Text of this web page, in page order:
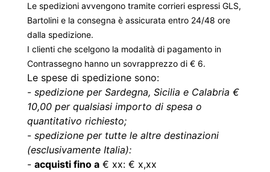
Le spedizioni avvengono tramite corrieri espressi GLS,
Bartolini e la consegna è assicurata entro 24/48 ore
dalla spedizione.
I clienti che scelgono la modalità di pagamento in
Contrassegno hanno un sovrapprezzo di € 6.
Le spese di spedizione sono:
- spedizione per Sardegna, Sicilia e Calabria €
10,00 per qualsiasi importo di spesa o
quantitativo richiesto;
- spedizione per tutte le altre destinazioni
(esclusivamente Italia):
- acquisti fino a € xx: € x,xx